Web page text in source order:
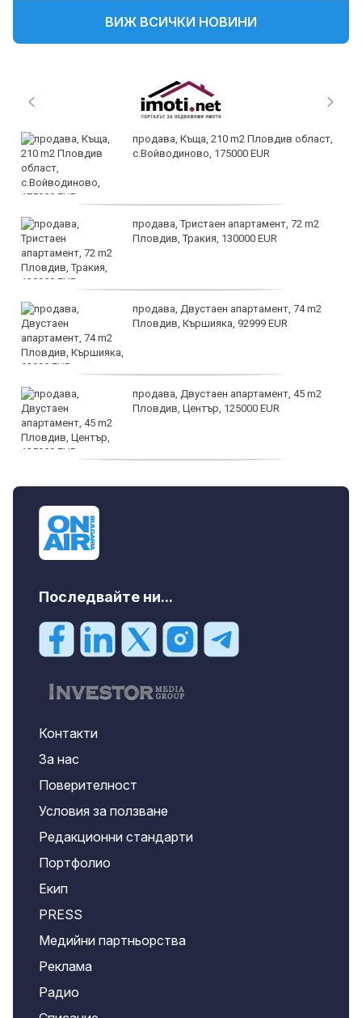
ВИЖ ВСИЧКИ НОВИНИ
продава, Къща, 210 m2 Пловдив област,
с.Войводиново, 175000 EUR
продава, Тристаен апартамент, 72 m2
Пловдив, Тракия, 130000 EUR
продава, Двустаен апартамент, 74 m2
Пловдив, Кършияка, 92999 EUR
продава, Двустаен апартамент, 45 m2
Пловдив, Център, 125000 EUR
Последвайте ни...
Контакти
За нас
Поверителност
Условия за ползване
Редакционни стандарти
Портфолио
Екип
PRESS
Медийни партньорства
Реклама
Радио